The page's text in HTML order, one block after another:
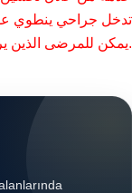
تدخل جراحي ينطوي
يمكن للمرضى الذين يريدون دعمًا طبيًا للإجهاض الاتصال بنا.